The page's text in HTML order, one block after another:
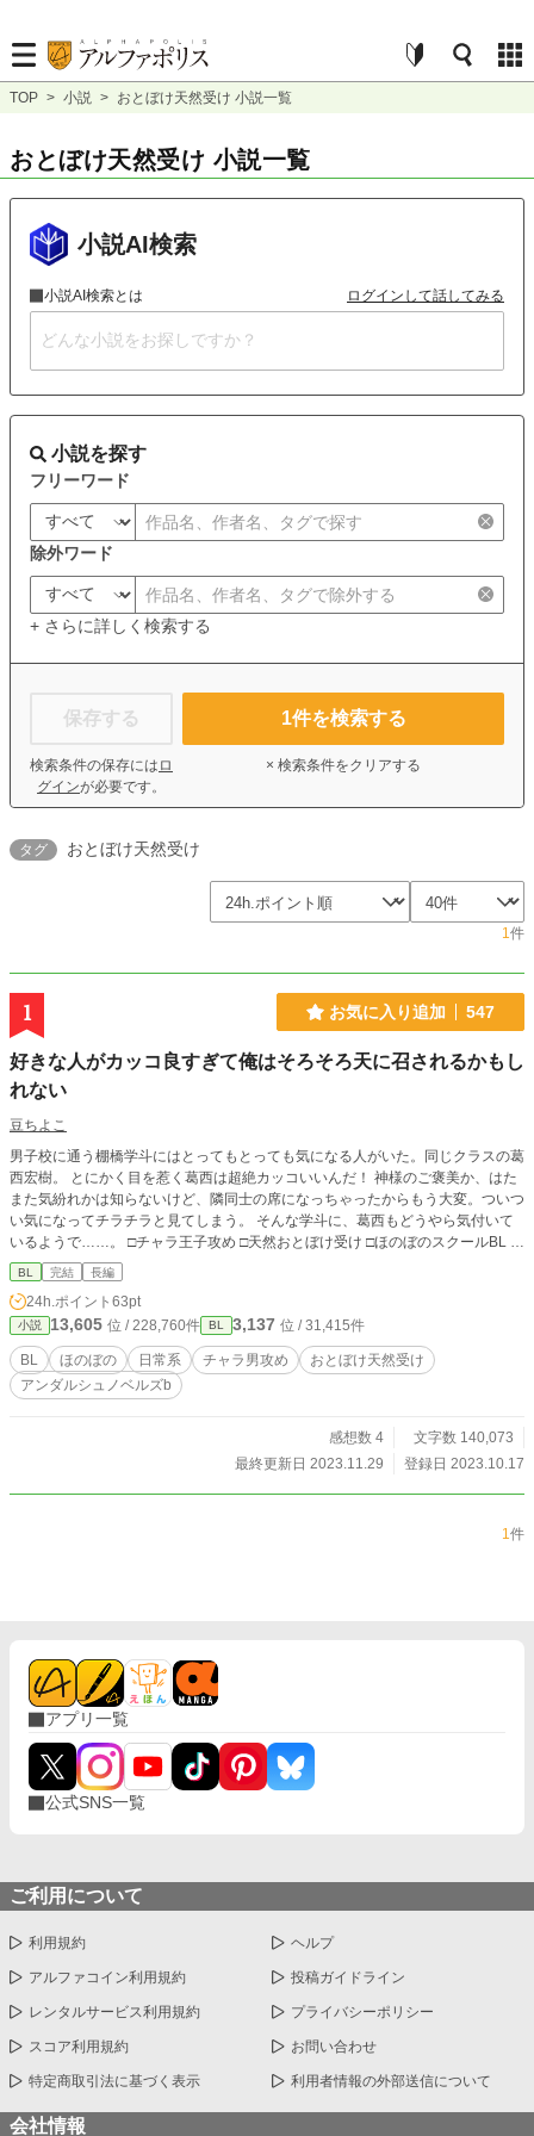
TOP > 小説 > おとぼけ天然受け 小説一覧
おとぼけ天然受け 小説一覧
小説AI検索
小説AI検索とは ログインして話してみる
小説を探す
フリーワード
除外ワード
+ さらに詳しく検索する
保存する
検索条件の保存には ロ
グインが必要です。
1件を検索する
× 検索条件をクリアする
タグ おとぼけ天然受け
1件
1 お気に入り追加 547
好きな人がカッコ良すぎて俺はそろそろ天に召されるかもし
れない
豆ちよこ
男子校に通う棚橋学斗にはとってもとっても気になる人がいた。同じクラスの葛
西宏樹。 とにかく目を惹く葛西は超絶カッコいいんだ！ 神様のご褒美か、はた
また気紛れかは知らないけど、隣同士の席になっちゃったからもう大変。ついつ
い気になってチラチラと見てしまう。 そんな学斗に、葛西もどうやら気付いて
いるようで……。 □チャラ王子攻め □天然おとぼけ受け □ほのぼのスクールBL タ
イトル前に◆◇のマークが付いてるものは、飛ばし読みしても問題ありません。
◆…葛西視点 ◇…てっちゃん視点 pixivで連載中の私のお気に入りCPを、アルフ
ァさんのフォントで読みたくてお引越しさせました。 所々修正と大幅な加筆を
加えながら、少しづつ公開していこうと思います。転載…、というより筋書きが
同じの、新しいお話になってしまったかも。支部はプロット、こちらが本編と捉
えて頂けたら良いかと思います。
BL 完結 長編
24h.ポイント 63pt
小説 13,605 位 / 228,760件 BL 3,137 位 / 31,415件
BL ほのぼの 日常系 チャラ男攻め
おとぼけ天然受け
アンダルシュノベルズb
感想数 4
文字数 140,073
最終更新日 2023.11.29
登録日 2023.10.17
1件
アプリ一覧
公式SNS一覧
ご利用について
利用規約 ヘルプ
アルファコイン利用規約 投稿ガイドライン
レンタルサービス利用規約 プライバシーポリシー
スコア利用規約 お問い合わせ
特定商取引法に基づく表示 利用者情報の外部送信について
会社情報